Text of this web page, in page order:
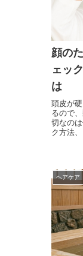
顔の
ェッ
は
頭皮が
るので
切なの
ク方法
ヘアケア